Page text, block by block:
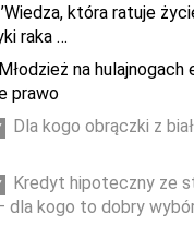
’Wiedza, która ratuje
raka …
Młodzież na
prawo
Dla kogo obrączki z
Kredyt hipoteczny ze
dla kogo to dobry